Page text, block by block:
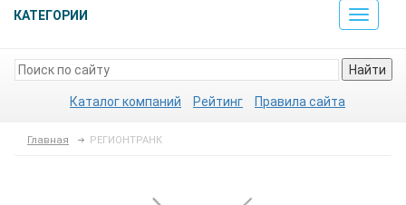
КАТЕГОРИИ
Toggle
Найти
Каталог компаний Рейтинг Правила сайта
Главная РЕГИОНТРАНК